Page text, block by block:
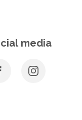
media